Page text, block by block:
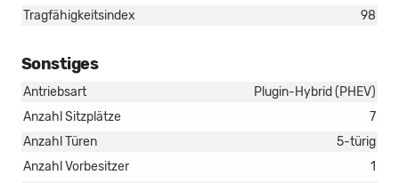
Tragfähigkeitsindex
98
Sonstiges
Antriebsart
Plugin-Hybrid (PHEV)
Anzahl Sitzplätze
7
Anzahl Türen
5-türig
Anzahl Vorbesitzer
1